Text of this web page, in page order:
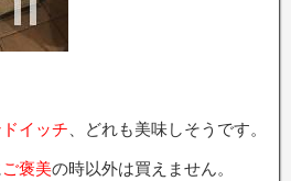
イッチ 、どれも美味しそうです。
ご褒美の時以外は買えません。